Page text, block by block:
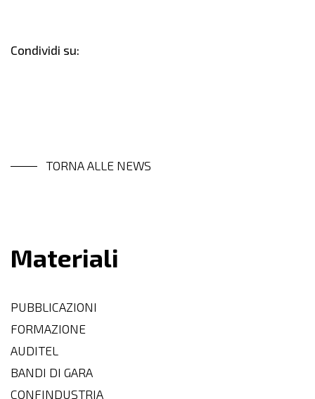
Condividi su:
TORNA ALLE NEWS
Materiali
PUBBLICAZIONI
FORMAZIONE
AUDITEL
BANDI DI GARA
CONFINDUSTRIA